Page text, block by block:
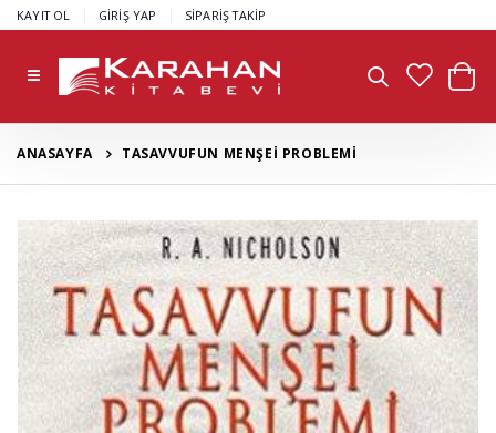
KAYIT OL GİRİŞ YAP SİPARİŞ TAKİP
ANASAYFA TASAVVUFUN MENŞEİ PROBLEMİ